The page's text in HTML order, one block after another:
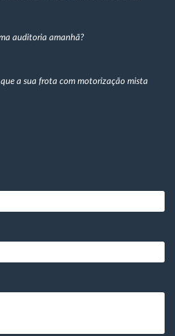
auditoria amanhã?
a sua frota com motorização mista